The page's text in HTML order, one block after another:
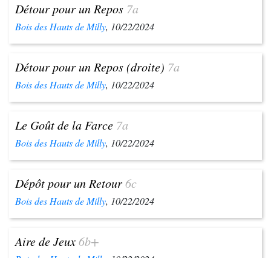
Détour pour un Repos 7a
Bois des Hauts de Milly, 10/22/2024
Détour pour un Repos (droite) 7a
Bois des Hauts de Milly, 10/22/2024
Le Goût de la Farce 7a
Bois des Hauts de Milly, 10/22/2024
Dépôt pour un Retour6c
Bois des Hauts de Milly, 10/22/2024
Aire de Jeux6b+